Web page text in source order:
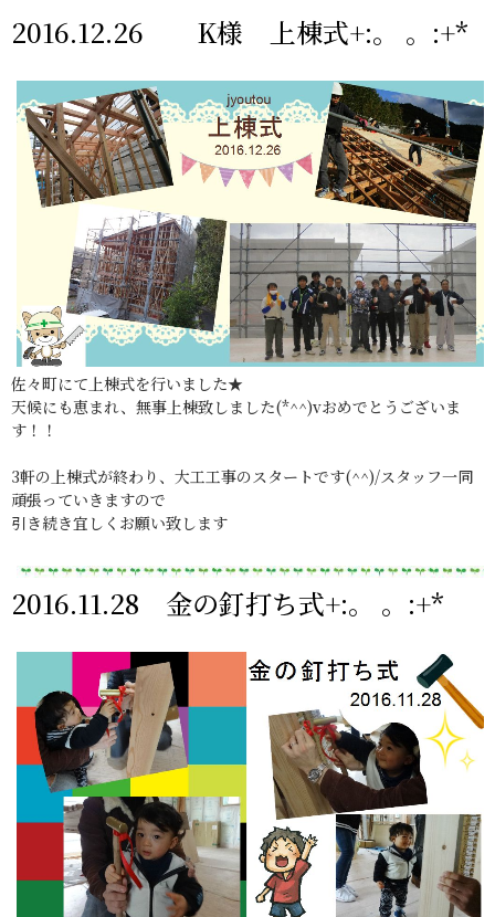
2016.12.26 K様 上棟式+:。 。:+*
佐々町にて上棟式を行いました★
天候にも恵まれ、無事上棟致しました(*^^)vおめでとうございま
す！！
3軒の上棟式が終わり、大工工事のスタートです(^^)/スタッフ一同
頑張っていきますので
引き続き宜しくお願い致します
2016.11.28 金の釘打ち式+:。 。:+*